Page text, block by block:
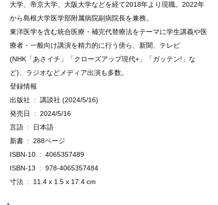
大学、帝京大学、大阪大学などを経て2018年より現職。2022年
から島根大学医学部附属病院副病院長を兼務。
東洋医学を含む統合医療・補完代替療法をテーマに学生講義や医
療者・一般向け講演を精力的に行う傍ら、新聞、テレビ
(NHK「あさイチ」「クローズアップ現代+」「ガッテン!」な
ど)、ラジオなどメディア出演も多数。
登録情報
出版社 ‏ : ‎ 講談社 (2024/5/16)
発売日 ‏ : ‎ 2024/5/16
言語 ‏ : ‎ 日本語
新書 ‏ : ‎ 288ページ
ISBN-10 ‏ : ‎ 4065357489
ISBN-13 ‏ : ‎ 978-4065357484
寸法 ‏ : ‎ 11.4 x 1.5 x 17.4 cm